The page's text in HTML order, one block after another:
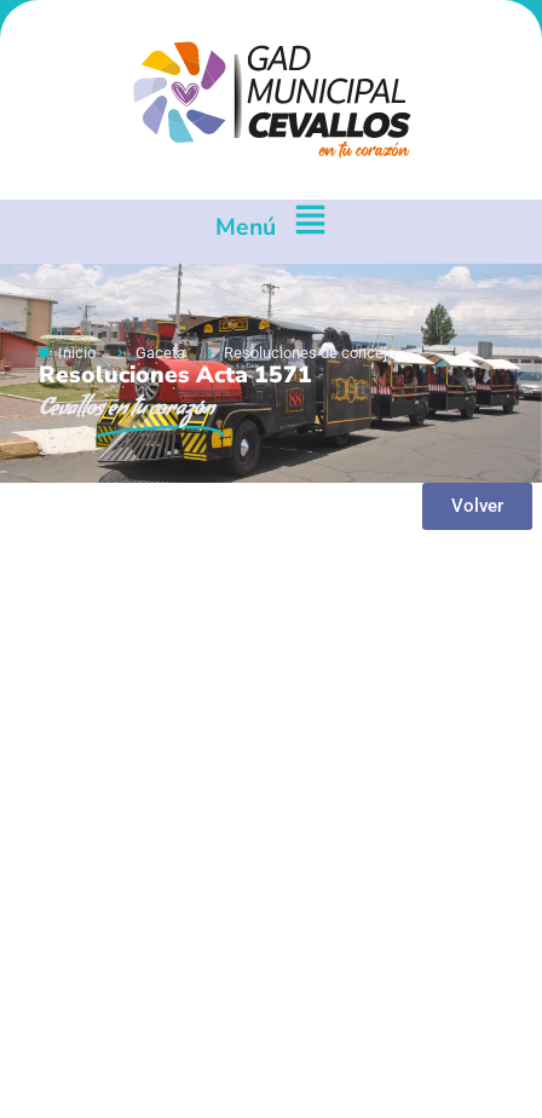
Menú
Inicio Gaceta Resoluciones de concejo
Resoluciones Acta 1571
Cevallosen tu corazón
Volver